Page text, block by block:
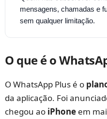
mensagens, chamadas e
sem qualquer limitação.
O que é o
O WhatsApp Plus é o
da aplicação. Foi
chegou ao iPhone em